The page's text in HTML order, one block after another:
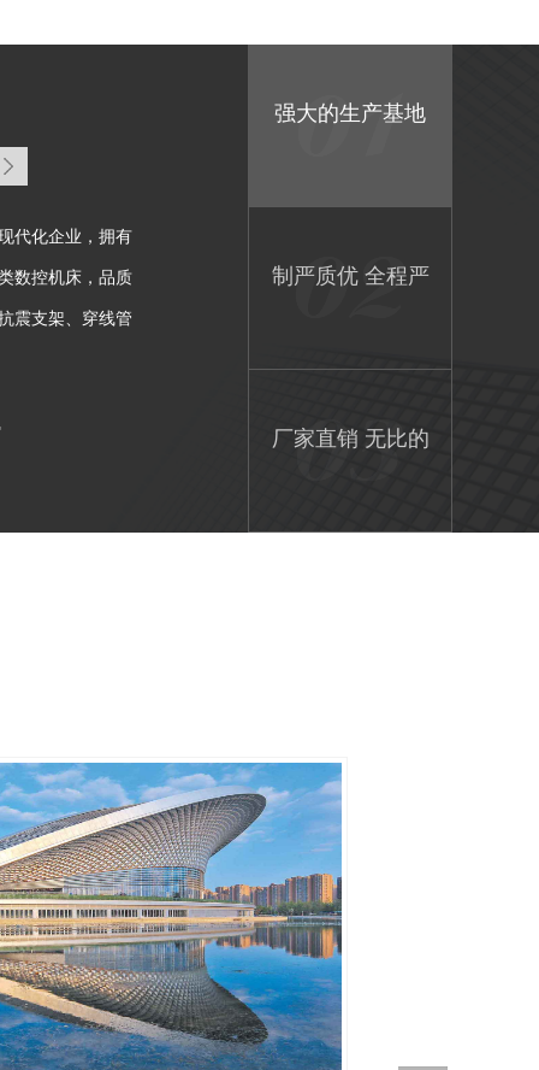
代化企业，拥有
数控机床，品质
震支架、穿线管
强大的生产基地
制严质优 全程严
厂家直销 无比的